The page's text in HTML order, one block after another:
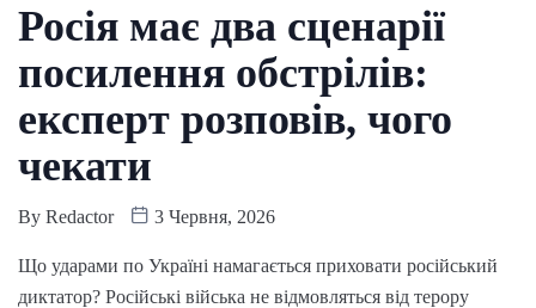
Росія має два сценарії
посилення обстрілів:
експерт розповів, чого
чекати
By Redactor 3 Червня, 2026
Що ударами по Україні намагається приховати російський
диктатор? Російські війська не відмовляться від терору